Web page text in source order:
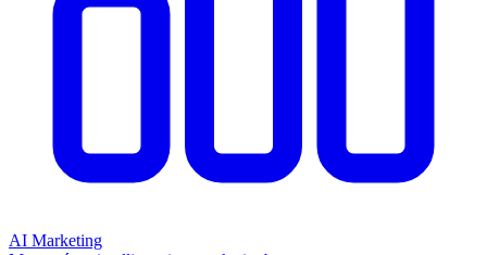
AI Marketing